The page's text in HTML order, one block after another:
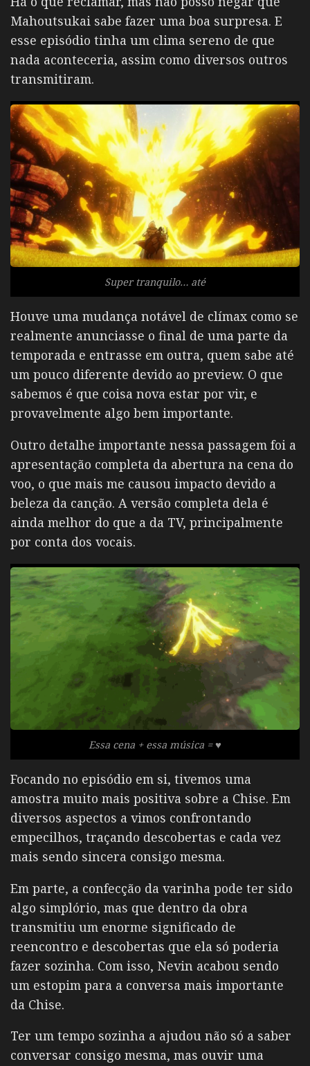
Mahoutsukai sabe fazer uma boa surpresa. E
esse episódio tinha um clima sereno de que
nada aconteceria, assim como diversos outros
transmitiram.
Super tranquilo… até
Houve uma mudança notável de clímax como se
realmente anunciasse o final de uma parte da
temporada e entrasse em outra, quem sabe até
um pouco diferente devido ao preview. O que
sabemos é que coisa nova estar por vir, e
provavelmente algo bem importante.
Outro detalhe importante nessa passagem foi a
apresentação completa da abertura na cena do
voo, o que mais me causou impacto devido a
beleza da canção. A versão completa dela é
ainda melhor do que a da TV, principalmente
por conta dos vocais.
Essa cena + essa música = ♥
Focando no episódio em si, tivemos uma
amostra muito mais positiva sobre a Chise. Em
diversos aspectos a vimos confrontando
empecilhos, traçando descobertas e cada vez
mais sendo sincera consigo mesma.
Em parte, a confecção da varinha pode ter sido
algo simplório, mas que dentro da obra
transmitiu um enorme significado de
reencontro e descobertas que ela só poderia
fazer sozinha. Com isso, Nevin acabou sendo
um estopim para a conversa mais importante
da Chise.
Ter um tempo sozinha a ajudou não só a saber
conversar consigo mesma, mas ouvir uma